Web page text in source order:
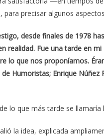
para precisar algunos
desde finales de 1978
realidad. Fue una tarde en
lo que nos proponíamos.
Humoristas; Enrique
lo que más tarde se
la idea, explicada